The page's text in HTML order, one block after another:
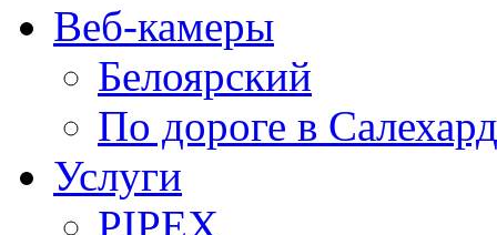
Веб-камеры
Белоярский
По дороге в Салехард
Услуги
PIPEX